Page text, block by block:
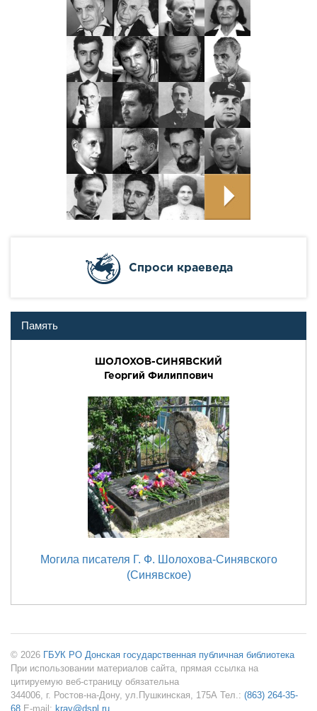
Cпроси краеведа
Память
ШОЛОХОВ-СИНЯВСКИЙ
Георгий Филиппович
Могила писателя Г. Ф. Шолохова-Синявского
(Синявское)
© 2026 ГБУК РО Донская государственная публичная библиотека
При использовании материалов сайта, прямая ссылка на
цитируемую веб-страницу обязательна
344006, г. Ростов-на-Дону, ул.Пушкинская, 175А Тел.: (863) 264-35-
68 E-mail: kray@dspl.ru